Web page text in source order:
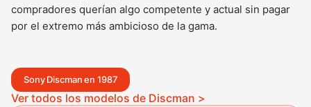
compradores querían algo competente y actual sin pagar
por el extremo más ambicioso de la gama.
Sony Discman en 1987
Ver todos los modelos de Discman >